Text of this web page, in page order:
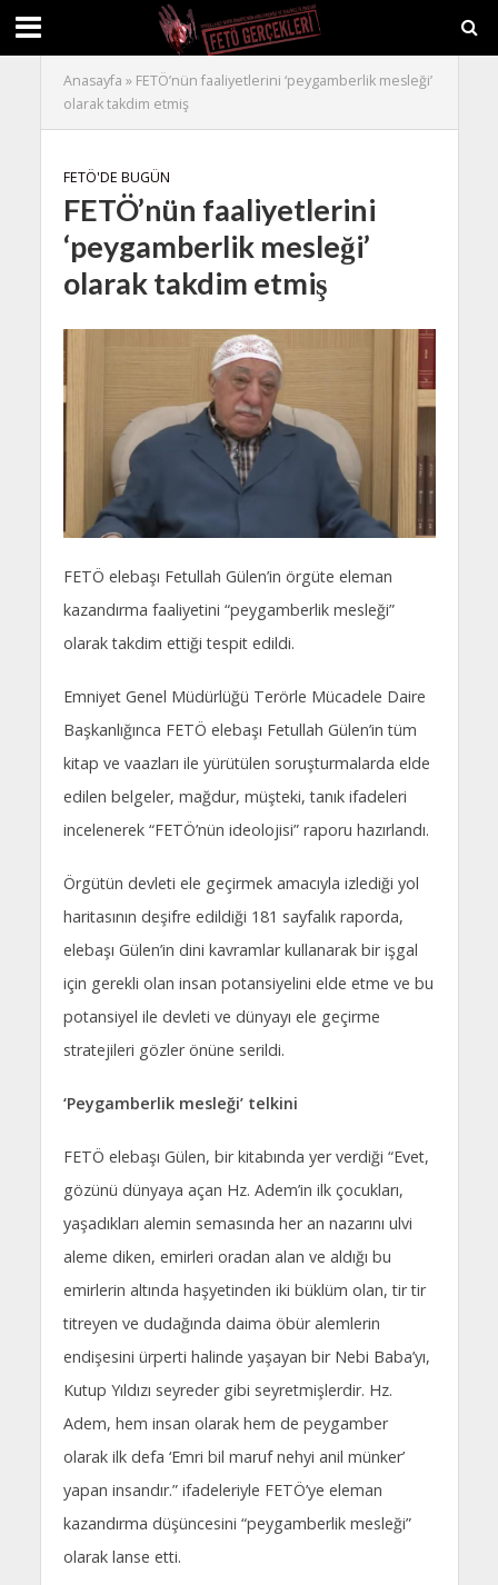
Anasayfa » FETÖ’nün faaliyetlerini ‘peygamberlik mesleği’
olarak takdim etmiş
FETÖ'DE BUGÜN
FETÖ’nün faaliyetlerini
‘peygamberlik mesleği’
olarak takdim etmiş
FETÖ elebaşı Fetullah Gülen’in örgüte eleman
kazandırma faaliyetini “peygamberlik mesleği”
olarak takdim ettiği tespit edildi.
Emniyet Genel Müdürlüğü Terörle Mücadele Daire
Başkanlığınca FETÖ elebaşı Fetullah Gülen’in tüm
kitap ve vaazları ile yürütülen soruşturmalarda elde
edilen belgeler, mağdur, müşteki, tanık ifadeleri
incelenerek “FETÖ’nün ideolojisi” raporu hazırlandı.
Örgütün devleti ele geçirmek amacıyla izlediği yol
haritasının deşifre edildiği 181 sayfalık raporda,
elebaşı Gülen’in dini kavramlar kullanarak bir işgal
için gerekli olan insan potansiyelini elde etme ve bu
potansiyel ile devleti ve dünyayı ele geçirme
stratejileri gözler önüne serildi.
‘Peygamberlik mesleği’ telkini
FETÖ elebaşı Gülen, bir kitabında yer verdiği “Evet,
gözünü dünyaya açan Hz. Adem’in ilk çocukları,
yaşadıkları alemin semasında her an nazarını ulvi
aleme diken, emirleri oradan alan ve aldığı bu
emirlerin altında haşyetinden iki büklüm olan, tir tir
titreyen ve dudağında daima öbür alemlerin
endişesini ürperti halinde yaşayan bir Nebi Baba’yı,
Kutup Yıldızı seyreder gibi seyretmişlerdir. Hz.
Adem, hem insan olarak hem de peygamber
olarak ilk defa ‘Emri bil maruf nehyi anil münker’
yapan insandır.” ifadeleriyle FETÖ’ye eleman
kazandırma düşüncesini “peygamberlik mesleği”
olarak lanse etti.